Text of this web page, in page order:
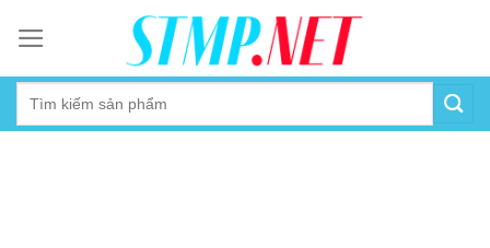
content